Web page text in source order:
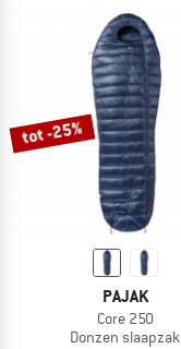
tot -25%
PAJAK
Core 250
Donzen slaapzak